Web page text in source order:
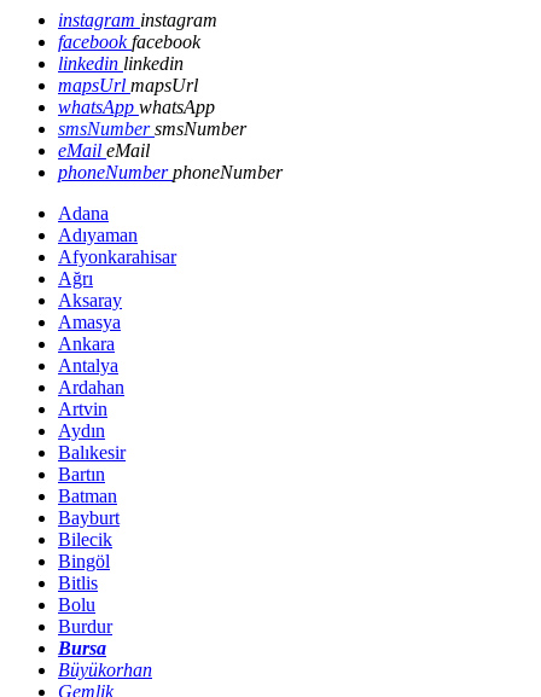
instagram instagram
facebookfacebook
linkedin linkedin
mapsUrl mapsUrl
whatsApp whatsApp
smsNumbersmsNumber
eMail eMail
phoneNumberphoneNumber
Adana
Adıyaman
Afyonkarahisar
Ağrı
Aksaray
Amasya
Ankara
Antalya
Ardahan
Artvin
Aydın
Balıkesir
Bartın
Batman
Bayburt
Bilecik
Bingöl
Bitlis
Bolu
Burdur
Bursa
Büyükorhan
Gemlik